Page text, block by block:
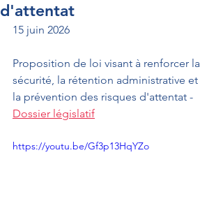
d'attentat
15 juin 2026
Proposition de loi visant à renforcer la
sécurité, la rétention administrative et
la prévention des risques d'attentat -
Dossier législatif
https://youtu.be/Gf3p13HqYZo